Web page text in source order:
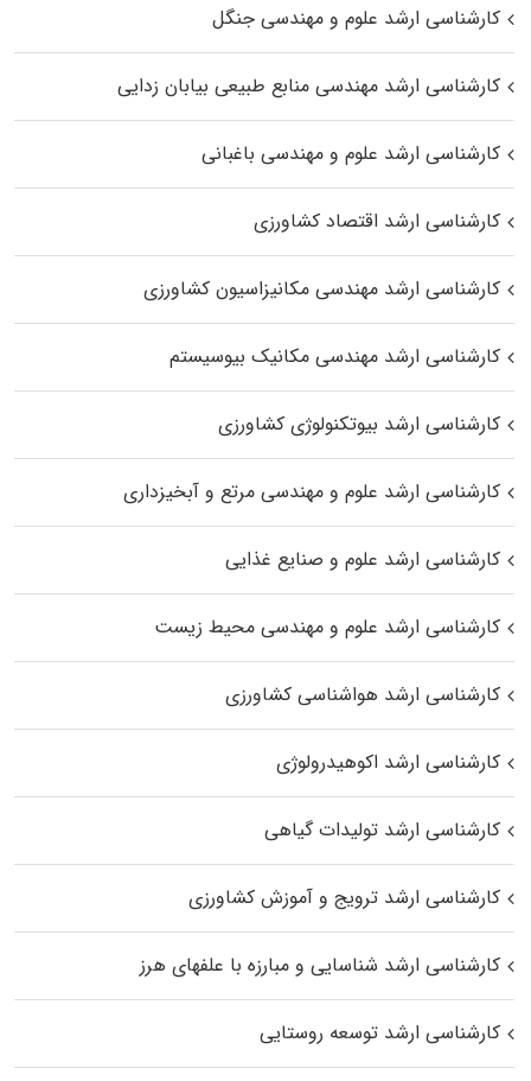
کارشناسی ارشد علوم و مهندسی جنگل
کارشناسی ارشد مهندسی منابع طبیعی بیابان زدایی
کارشناسی ارشد علوم و مهندسی باغبانی
کارشناسی ارشد اقتصاد کشاورزی
کارشناسی ارشد مهندسی مکانیزاسیون کشاورزی
کارشناسی ارشد مهندسی مکانیک بیوسیستم
کارشناسی ارشد بیوتکنولوژی کشاورزی
کارشناسی ارشد علوم و مهندسی مرتع و آبخیزداری
کارشناسی ارشد علوم و صنایع غذایی
کارشناسی ارشد علوم و مهندسی محیط زیست
کارشناسی ارشد هواشناسی کشاورزی
کارشناسی ارشد اکوهیدرولوژی
کارشناسی ارشد تولیدات گیاهی
کارشناسی ارشد ترویج و آموزش کشاورزی
کارشناسی ارشد شناسایی و مبارزه با علفهای هرز
کارشناسی ارشد توسعه روستایی